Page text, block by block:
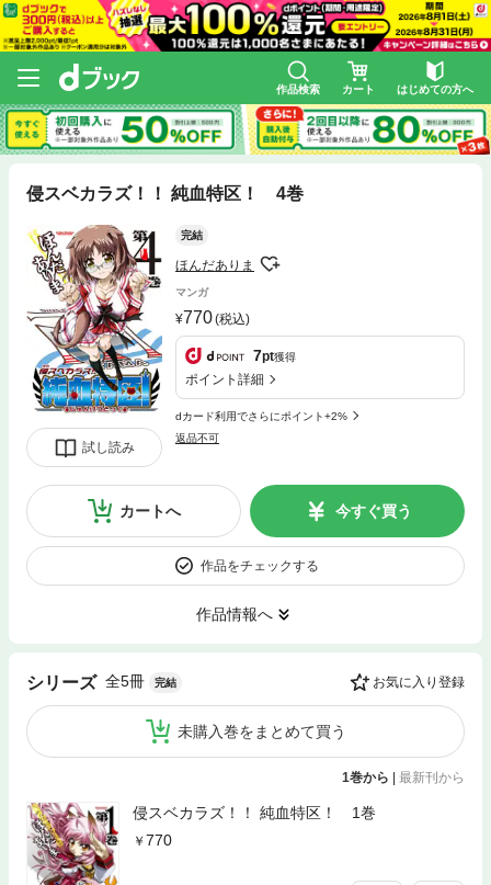
作品検索 カート はじめての方へ
侵スベカラズ！！ 純血特区！ 4巻
試し読み
完結
ほんだありま
マンガ
770(税込)
7pt獲得
ポイント詳細
dカード利用でさらにポイント+2%
返品不可
カートへ 今すぐ買う
作品をチェックする
作品情報へ
シリーズ 全5冊 完結 お気に入り登録
未購入巻をまとめて買う
1巻から | 最新刊から
侵スベカラズ！！ 純血特区！ 1巻
770